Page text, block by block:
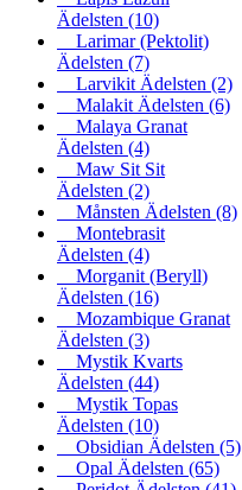
Ädelsten (10)
Larimar (Pektolit)
Ädelsten (7)
Larvikit Ädelsten (2)
Malakit Ädelsten (6)
Malaya Granat
Ädelsten (4)
Maw Sit Sit
Ädelsten (2)
Månsten Ädelsten (8)
Montebrasit
Ädelsten (4)
Morganit (Beryll)
Ädelsten (16)
Mozambique Granat
Ädelsten (3)
Mystik Kvarts
Ädelsten (44)
Mystik Topas
Ädelsten (10)
Obsidian Ädelsten (5)
Opal Ädelsten (65)